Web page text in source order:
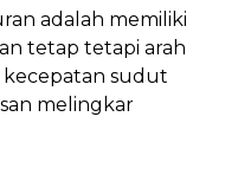
adalah memiliki
tetap tetapi arah
sudut
melingkar